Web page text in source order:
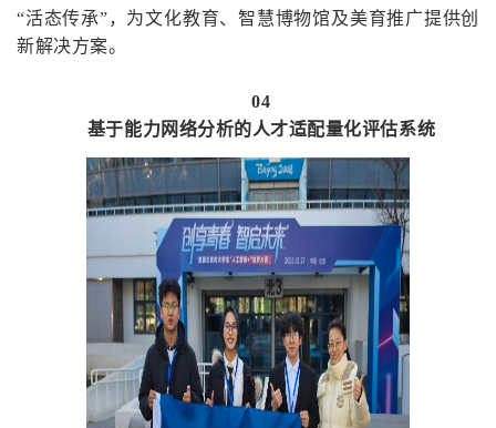
“活态传承”，为文化教育、智慧博物馆及美育推广提供创
新解决方案。
04
基于能力网络分析的人才适配量化评估系统